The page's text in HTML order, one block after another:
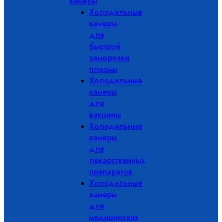
Холодильные
камеры
для
быстрой
заморозки
плазмы
Холодильные
камеры
для
вакцины
Холодильные
камеры
для
лекарственных
препаратов
Холодильные
камеры
для
медицинских